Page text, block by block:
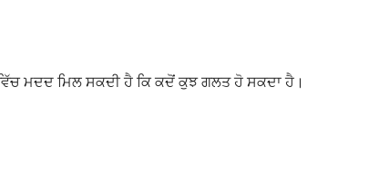
ਮਦਦ ਮਿਲ ਸਕਦੀ ਹੈ ਕਿ ਕਦੋਂ ਕੁਝ ਗਲਤ ਹੋ ਸਕਦਾ ਹੈ।